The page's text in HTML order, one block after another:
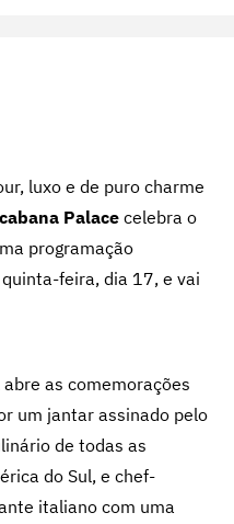
luxo e de puro charme
Palacecelebra o
programação
feira, dia 17, e vai
as comemorações
um jantar assinado pelo
de todas as
do Sul, e chef-
italiano com uma